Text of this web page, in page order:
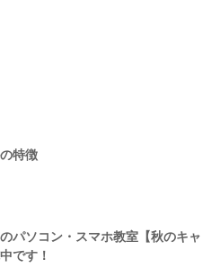
特徴
のパソコン・スマホ教室【秋のキャ
です！